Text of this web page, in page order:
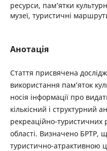
ресурси, пам’ятки
музеї, туристичні
Анотація
Стаття присвячена
використання пам’яток
носія інформації про
кількісний і структурний
рекреаційно-туристичних
області. Визначено БРТР,
туристично-атрактивною